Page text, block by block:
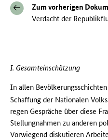
Zum vorherigen
Verdacht der
I. Gesamteinschätzung
In allen
Schaffung der Nationalen
regen Gespräche über diese
Stellungnahmen zu anderen
Vorwiegend diskutieren